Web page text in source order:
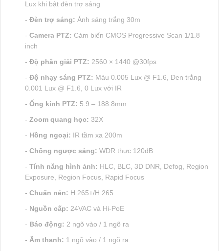
Lux khi bật đèn trợ sáng
- Đèn trợ sáng: Ánh sáng trắng 30m
- Camera PTZ: Cảm biến CMOS Progressive Scan 1/1.8
inch
- Độ phân giải PTZ: 2560 × 1440 @30fps
- Độ nhạy sáng PTZ: Màu 0.005 Lux @ F1.6, Đen trắng
0.001 Lux @ F1.6, 0 Lux với IR
- Ống kính PTZ: 5.9 – 188.8mm
- Zoom quang học: 32X
- Hồng ngoại: IR tầm xa 200m
- Chống ngược sáng: WDR thực 120dB
- Tính năng hình ảnh: HLC, BLC, 3D DNR, Defog, Region
Exposure, Region Focus, Rapid Focus
- Chuẩn nén: H.265+/H.265
- Nguồn cấp: 24VAC và Hi-PoE
- Báo động: 2 ngõ vào / 1 ngõ ra
- Âm thanh: 1 ngõ vào / 1 ngõ ra